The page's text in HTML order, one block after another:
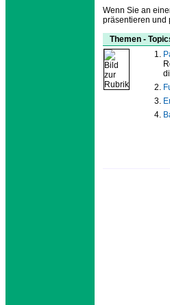
Wenn Sie an
präsentieren und
Themen -